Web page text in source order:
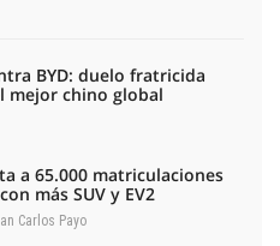
BYD: duelo fratricida
mejor chino global
a 65.000 matriculaciones
más SUV y EV2
Carlos Payo